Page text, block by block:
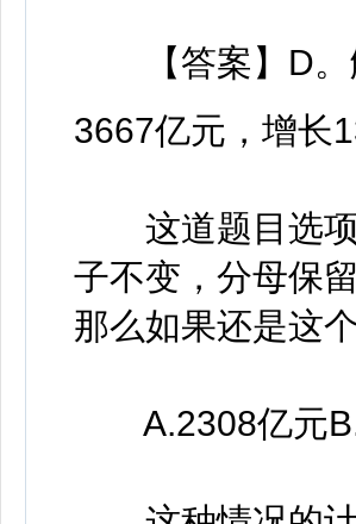
【答案】D。
3667亿元，增长
这道题目选项
子不变，分母保
那么如果还是这
A.2308亿元